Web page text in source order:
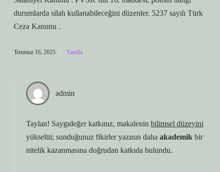
durumlarda silah kullanabileceğini düzenler. 5237 sayılı Türk
Ceza Kanunu .
Temmuz 16, 2025 Yanıtla
admin
Taylan! Saygıdeğer katkınız, makalenin bilimsel düzeyini
yükseltti; sunduğunuz fikirler yazının daha akademik bir
nitelik kazanmasına doğrudan katkıda bulundu.